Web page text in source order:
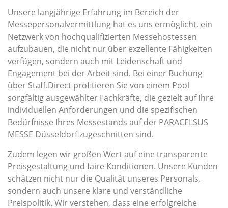
Unsere langjährige Erfahrung im Bereich der
Messepersonalvermittlung hat es uns ermöglicht, ein
Netzwerk von hochqualifizierten Messehostessen
aufzubauen, die nicht nur über exzellente Fähigkeiten
verfügen, sondern auch mit Leidenschaft und
Engagement bei der Arbeit sind. Bei einer Buchung
über Staff.Direct profitieren Sie von einem Pool
sorgfältig ausgewählter Fachkräfte, die gezielt auf Ihre
individuellen Anforderungen und die spezifischen
Bedürfnisse Ihres Messestands auf der PARACELSUS
MESSE Düsseldorf zugeschnitten sind.
Zudem legen wir großen Wert auf eine transparente
Preisgestaltung und faire Konditionen. Unsere Kunden
schätzen nicht nur die Qualität unseres Personals,
sondern auch unsere klare und verständliche
Preispolitik. Wir verstehen, dass eine erfolgreiche